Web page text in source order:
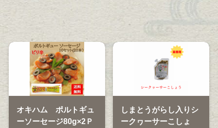
オキハム ポルトギュ
ーソーセージ80g×2Ｐ
しまとうがらし入りシ
ークヮーサーこしょ